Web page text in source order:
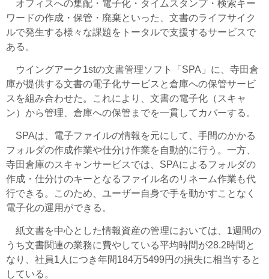
オフィスへの集配・電子化・タイムスタンプ・検索キー
ワードの作成・保管・廃棄といった、文書のライフサイク
ルで発生する様々な課題をトータルで支援するサービスで
ある。
ウイングアーク1stの文書管理ソフト「SPA」に、寺田倉
庫が提供する文書の電子化サービスと倉庫への保管サービ
スを組み合わせた。これにより、文書の電子化（スキャ
ン）から管理、倉庫への保管までを一貫してカバーする。
SPAは、電子ファイルの情報を元にして、手間のかかる
フォルダの作成作業や仕分け作業を自動的に行う。一方、
寺田倉庫のスキャンサービスでは、SPAによるフォルダの
作成・仕分けのキーとなるファイル名のリネーム作業も代
行できる。このため、ユーザー自身で手を動かすことなく
電子化の運用ができる。
紙文書を中心とした情報資産の管理においては、1週間の
うち文書関連の業務に費やしている平均時間が28.2時間と
なり、社員1人につき年間184万5499円の損失に相当すると
している。